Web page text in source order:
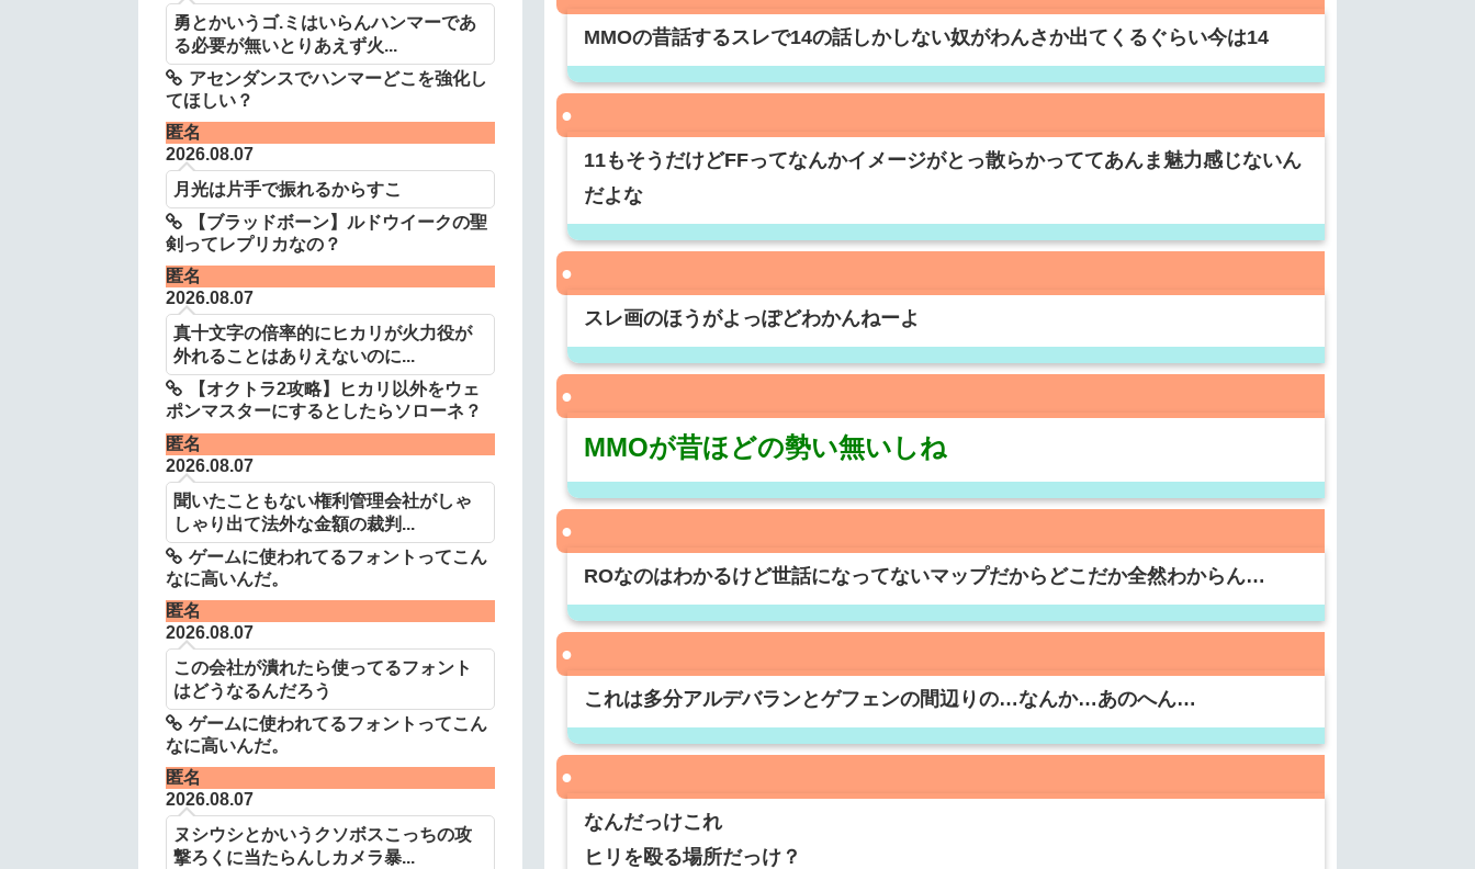
MMOの昔話するスレで14の話しかしない奴がわんさか出てくるぐらい今は14
11もそうだけどFFってなんかイメージがとっ散らかっててあんま魅力感じないん
だよな
スレ画のほうがよっぽどわかんねーよ
MMOが昔ほどの勢い無いしね
ROなのはわかるけど世話になってないマップだからどこだか全然わからん…
これは多分アルデバランとゲフェンの間辺りの…なんか…あのへん…
なんだっけこれ
ヒリを殴る場所だっけ？
勇とかいうゴ.ミはいらんハンマーであ
る必要が無いとりあえず火...
アセンダンスでハンマーどこを強化し
てほしい？
匿名
2026.08.07
月光は片手で振れるからすこ
【ブラッドボーン】ルドウイークの聖
剣ってレプリカなの？
匿名
2026.08.07
真十文字の倍率的にヒカリが火力役が
外れることはありえないのに...
【オクトラ2攻略】ヒカリ以外をウェ
ポンマスターにするとしたらソローネ？
匿名
2026.08.07
聞いたこともない権利管理会社がしゃ
しゃり出て法外な金額の裁判...
ゲームに使われてるフォントってこん
なに高いんだ。
匿名
2026.08.07
この会社が潰れたら使ってるフォント
はどうなるんだろう
ゲームに使われてるフォントってこん
なに高いんだ。
匿名
2026.08.07
ヌシウシとかいうクソボスこっちの攻
撃ろくに当たらんしカメラ暴...